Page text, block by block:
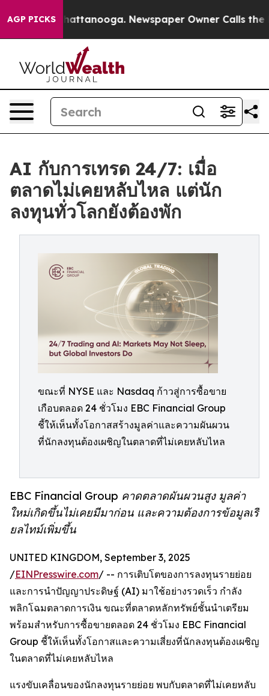
AGP PICKS
in Chattanooga. Newspaper Owner Calls the
AI กับการเทรด 24/7: เมื่อ
ตลาดไม่เคยหลับไหล แต่นัก
ลงทุนทั่วโลกยังต้องพัก
ขณะที่ NYSE และ Nasdaq ก้าวสู่การซื้อขาย
เกือบตลอด 24 ชั่วโมง EBC Financial Group
ชี้ให้เห็นทั้งโอกาสสร้างมูลค่าและความผันผวน
ที่นักลงทุนต้องเผชิญในตลาดที่ไม่เคยหลับไหล
EBC Financial Group คาดตลาดผันผวนสูง มูลค่า
ใหม่เกิดขึ้นไม่เคยมีมาก่อน และความต้องการข้อมูลเรี
ยลไทม์เพิ่มขึ้น
UNITED KINGDOM, September 3, 2025
/EINPresswire.com/ -- การเติบโตของการลงทุนรายย่อย
และการนำปัญญาประดิษฐ์ (AI) มาใช้อย่างรวดเร็ว กำลัง
พลิกโฉมตลาดการเงิน ขณะที่ตลาดหลักทรัพย์ชั้นนำเตรียม
พร้อมสำหรับการซื้อขายตลอด 24 ชั่วโมง EBC Financial
Group ชี้ให้เห็นทั้งโอกาสและความเสี่ยงที่นักลงทุนต้องเผชิญ
ในตลาดที่ไม่เคยหลับไหล
แรงขับเคลื่อนของนักลงทุนรายย่อย พบกับตลาดที่ไม่เคยหลับ